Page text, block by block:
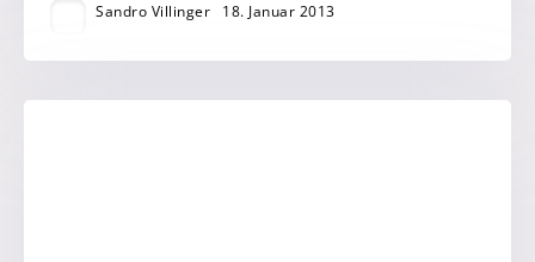
Sandro Villinger 18. Januar 2013